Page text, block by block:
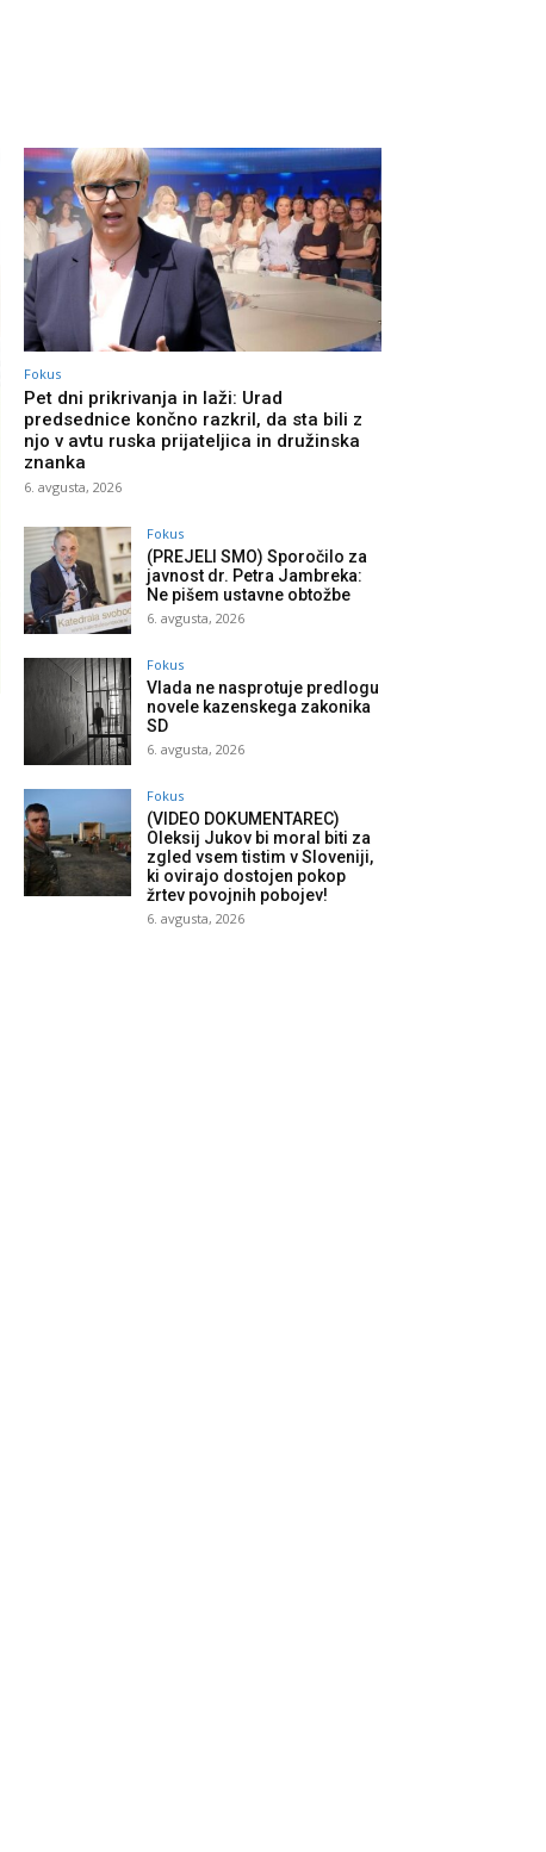
Fokus
Pet dni prikrivanja in laži: Urad
predsednice končno razkril, da sta bili z
njo v avtu ruska prijateljica in družinska
znanka
6. avgusta, 2026
Fokus
(PREJELI SMO) Sporočilo za
javnost dr. Petra Jambreka:
Ne pišem ustavne obtožbe
6. avgusta, 2026
Fokus
Vlada ne nasprotuje predlogu
novele kazenskega zakonika
SD
6. avgusta, 2026
Fokus
(VIDEO DOKUMENTAREC)
Oleksij Jukov bi moral biti za
zgled vsem tistim v Sloveniji,
ki ovirajo dostojen pokop
žrtev povojnih pobojev!
6. avgusta, 2026